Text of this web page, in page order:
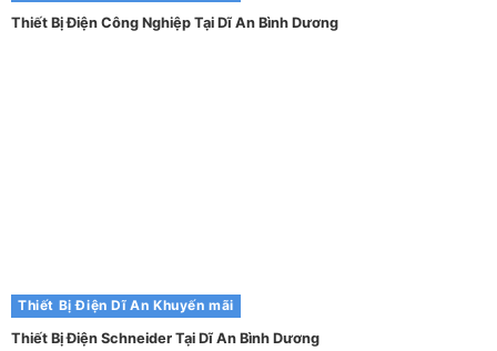
Thiết Bị Điện Công Nghiệp Tại Dĩ An Bình Dương
Thiết Bị Điện Dĩ An Khuyến mãi
Thiết Bị Điện Schneider Tại Dĩ An Bình Dương